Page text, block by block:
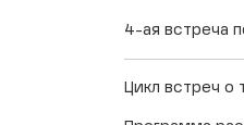
4-ая встреча
Цикл встреч о